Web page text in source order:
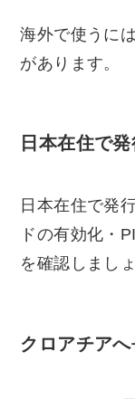
海外で使うに
があります。
日本在住で
日本在住で発
ドの有効化・
を確認しましょ
クロアチア